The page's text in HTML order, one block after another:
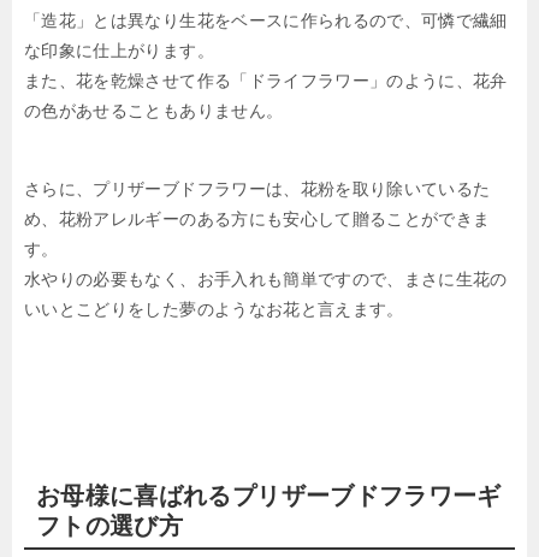
「造花」とは異なり生花をベースに作られるので、可憐で繊細
な印象に仕上がります。
また、花を乾燥させて作る「ドライフラワー」のように、花弁
の色があせることもありません。
さらに、プリザーブドフラワーは、花粉を取り除いているた
め、花粉アレルギーのある方にも安心して贈ることができま
す。
水やりの必要もなく、お手入れも簡単ですので、まさに生花の
いいとこどりをした夢のようなお花と言えます。
お母様に喜ばれるプリザーブドフラワーギ
フトの選び方